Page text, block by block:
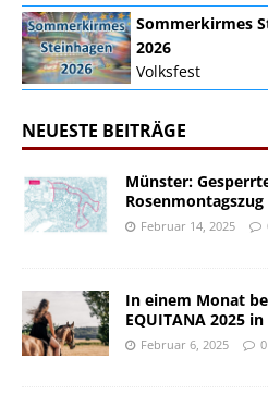
Sommerkirmes
2026
Volksfest
NEUESTE BEITRÄGE
Münster:
Rosenmontagszug
Februar 14, 2025
In einem Monat
EQUITANA 2025 in
Februar 6, 2025 0